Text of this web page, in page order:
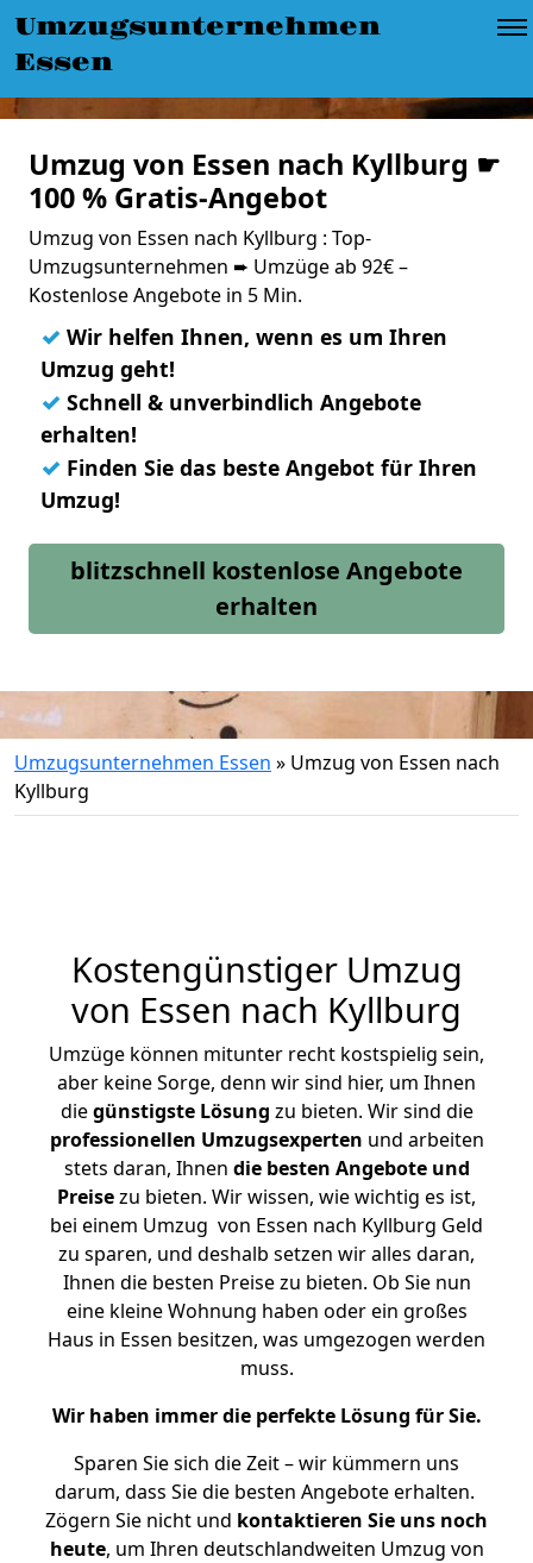
Umzugsunternehmen
Essen
Umzug von Essen nach Kyllburg ☛
100 % Gratis-Angebot
Umzug von Essen nach Kyllburg : Top-
Umzugsunternehmen ➨ Umzüge ab 92€ –
Kostenlose Angebote in 5 Min.
✓ Wir helfen Ihnen, wenn es um Ihren
Umzug geht!
✓ Schnell & unverbindlich Angebote
erhalten!
✓ Finden Sie das beste Angebot für Ihren
Umzug!
blitzschnell kostenlose Angebote
erhalten
Umzugsunternehmen Essen » Umzug von Essen nach
Kyllburg
Kostengünstiger Umzug
von Essen nach Kyllburg
Umzüge können mitunter recht kostspielig sein,
aber keine Sorge, denn wir sind hier, um Ihnen
diegünstigste Lösung zu bieten. Wir sind die
professionellen Umzugsexperten und arbeiten
stets daran, Ihnen die besten Angebote und
Preisezu bieten. Wir wissen, wie wichtig es ist,
bei einem Umzug von Essen nach Kyllburg Geld
zu sparen, und deshalb setzen wir alles daran,
Ihnen die besten Preise zu bieten. Ob Sie nun
eine kleine Wohnung haben oder ein großes
Haus in Essen besitzen, was umgezogen werden
muss.
Wir haben immer die perfekte Lösung für Sie.
Sparen Sie sich die Zeit – wir kümmern uns
darum, dass Sie die besten Angebote erhalten.
Zögern Sie nicht und kontaktieren Sie uns noch
heute, um Ihren deutschlandweiten Umzug von